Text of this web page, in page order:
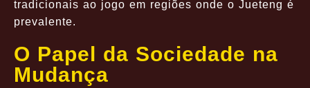
tradicionais ao jogo em regiões onde o Jueteng é
prevalente.
O Papel da Sociedade na
Mudança